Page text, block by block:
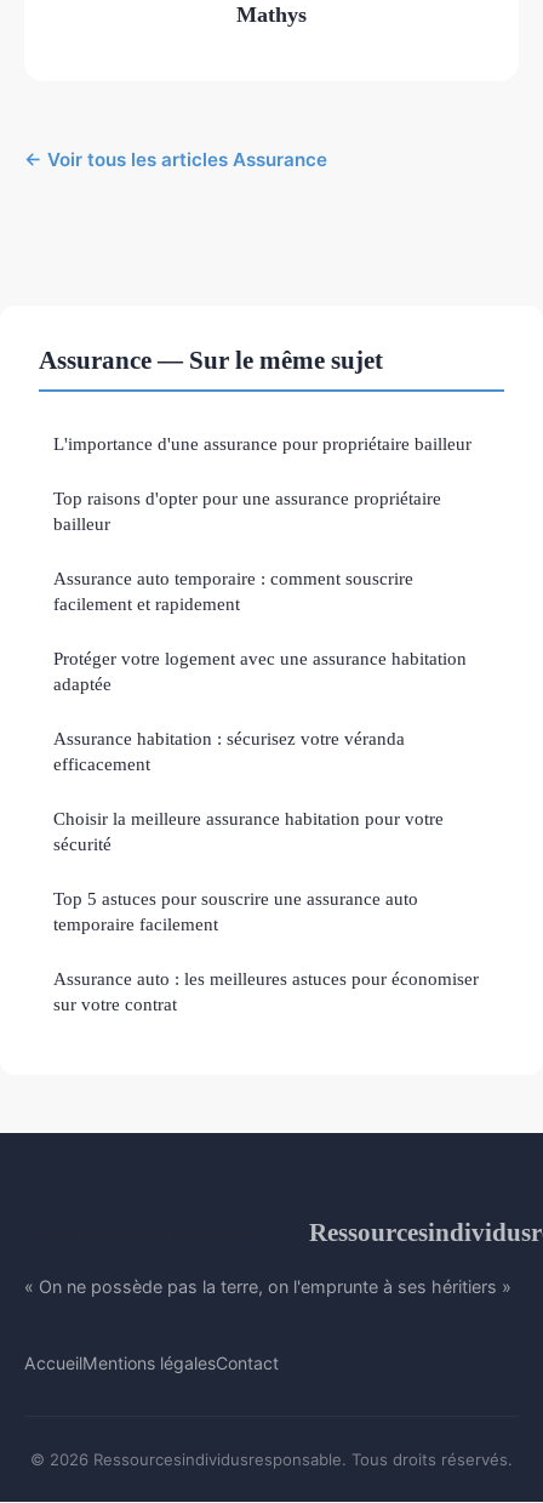
Mathys
← Voir tous les articles Assurance
Assurance — Sur le même sujet
L'importance d'une assurance pour propriétaire bailleur
Top raisons d'opter pour une assurance propriétaire
bailleur
Assurance auto temporaire : comment souscrire
facilement et rapidement
Protéger votre logement avec une assurance habitation
adaptée
Assurance habitation : sécurisez votre véranda
efficacement
Choisir la meilleure assurance habitation pour votre
sécurité
Top 5 astuces pour souscrire une assurance auto
temporaire facilement
Assurance auto : les meilleures astuces pour économiser
sur votre contrat
« On ne possède pas la terre, on l'emprunte à ses héritiers »
AccueilMentions légalesContact
© 2026 Ressourcesindividusresponsable. Tous droits réservés.